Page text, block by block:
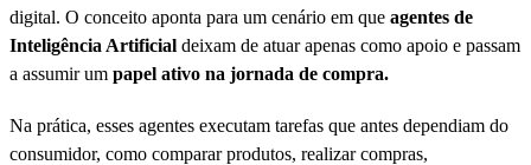
digital. O conceito aponta para um cenário em que agentes de
Inteligência Artificial deixam de atuar apenas como apoio e passam
a assumir um papel ativo na jornada de compra.
Na prática, esses agentes executam tarefas que antes dependiam do
consumidor, como comparar produtos, realizar compras,